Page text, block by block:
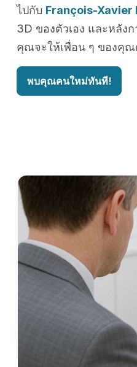
ไปกับ François-Xavier
3D ของตัวเอง และหลัง
คุณจะให้เพื่อน ๆ ของคุ
พบคุณคนใหม่ทันที!